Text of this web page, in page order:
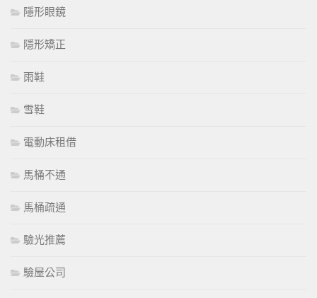
隱形眼鏡
隱形矯正
雨鞋
雪鞋
電動床租借
馬桶不通
馬桶疏通
驗光推薦
驗屋公司